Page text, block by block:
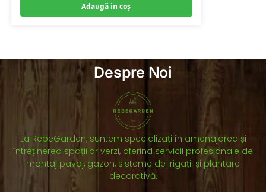
Adaugă in coş
Despre Noi
La RebeGarden, suntem specializați în amenajarea și
întreținerea spațiilor verzi, oferind servicii profesionale de
montaj pavaj, gazon, sisteme de irigații și plantare
decorativă.